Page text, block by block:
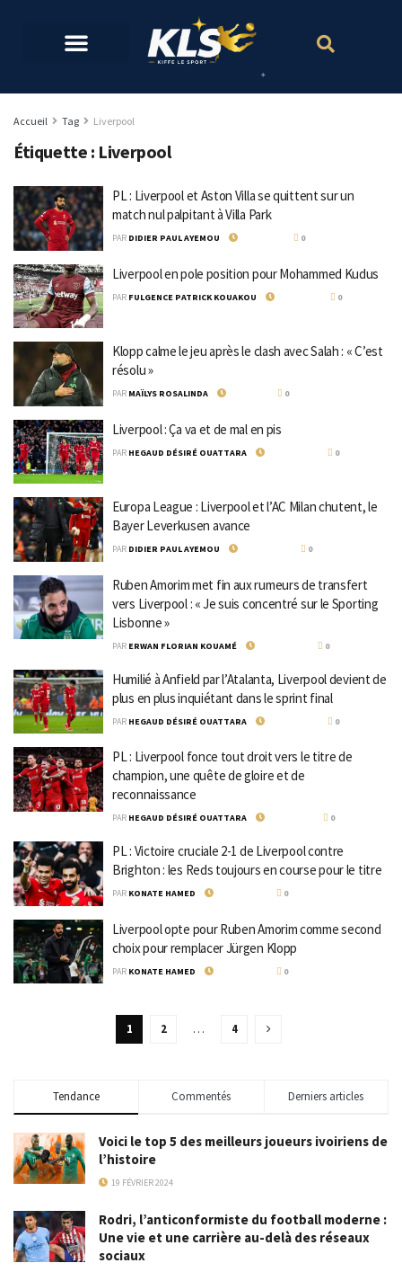
Accueil Tag Liverpool
Étiquette : Liverpool
PL : Liverpool et Aston Villa se quittent sur un
match nul palpitant à Villa Park
PAR DIDIER PAUL AYEMOU 0
Liverpool en pole position pour Mohammed Kudus
PAR FULGENCE PATRICK KOUAKOU 0
Klopp calme le jeu après le clash avec Salah : « C’est
résolu »
PAR MAÏLYS ROSALINDA 0
Liverpool : Ça va et de mal en pis
PAR HEGAUD DÉSIRÉ OUATTARA 0
Europa League : Liverpool et l’AC Milan chutent, le
Bayer Leverkusen avance
PAR DIDIER PAUL AYEMOU 0
Ruben Amorim met fin aux rumeurs de transfert
vers Liverpool : « Je suis concentré sur le Sporting
Lisbonne »
PAR ERWAN FLORIAN KOUAMÉ 0
Humilié à Anfield par l’Atalanta, Liverpool devient de
plus en plus inquiétant dans le sprint final
PAR HEGAUD DÉSIRÉ OUATTARA 0
PL : Liverpool fonce tout droit vers le titre de
champion, une quête de gloire et de
reconnaissance
PAR HEGAUD DÉSIRÉ OUATTARA 0
PL : Victoire cruciale 2-1 de Liverpool contre
Brighton : les Reds toujours en course pour le titre
PAR KONATE HAMED 0
Liverpool opte pour Ruben Amorim comme second
choix pour remplacer Jürgen Klopp
PAR KONATE HAMED 0
1 2 … 4
Tendance Commentés Derniers articles
Voici le top 5 des meilleurs joueurs ivoiriens de
l’histoire
19 FÉVRIER 2024
Rodri, l’anticonformiste du football moderne :
Une vie et une carrière au-delà des réseaux
sociaux